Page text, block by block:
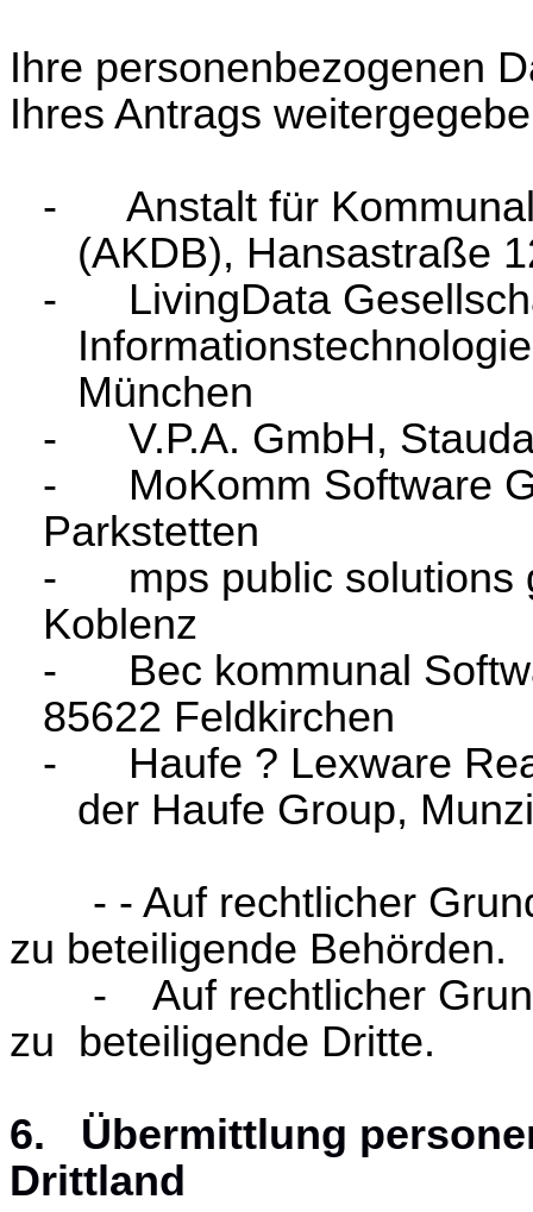
Ihre personenbezogenen
Ihres Antrags
- Anstalt für
(AKDB), Hansastraße
- LivingData
München
- V.P.A. GmbH,
- MoKomm Software
Parkstetten
- mps public solutions
Koblenz
- Bec kommunal
85622 Feldkirchen
- Haufe ? Lexware
der Haufe Group,
- - Auf rechtlicher
zu beteiligende Behörden.
- Auf rechtlicher
zu beteiligende Dritte.
6. Übermittlung
Drittland